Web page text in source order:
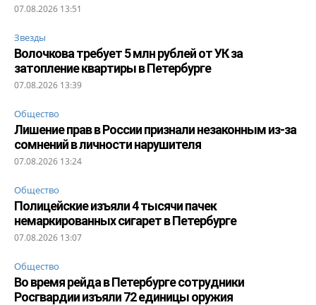
07.08.2026 13:51
Звезды
Волочкова требует 5 млн рублей от УК за
затопление квартиры в Петербурге
07.08.2026 13:39
Общество
Лишение прав в России признали незаконным из-за
сомнений в личности нарушителя
07.08.2026 13:24
Общество
Полицейские изъяли 4 тысячи пачек
немаркированных сигарет в Петербурге
07.08.2026 13:07
Общество
Во время рейда в Петербурге сотрудники
Росгвардии изъяли 72 единицы оружия